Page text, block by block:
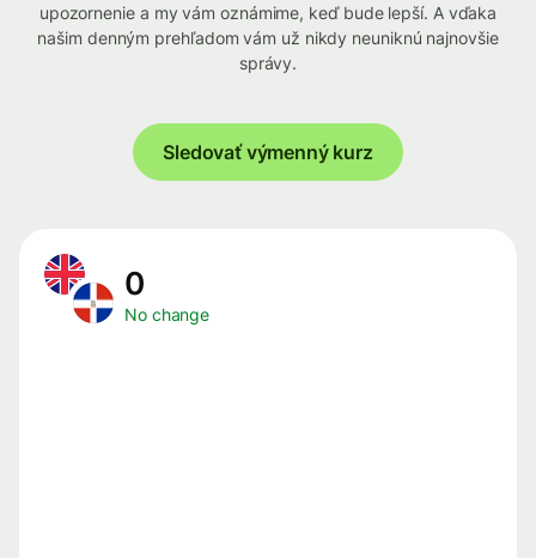
upozornenie a my vám oznámime, keď bude lepší. A vďaka
našim denným prehľadom vám už nikdy neuniknú najnovšie
správy.
Sledovať výmenný kurz
0
No change